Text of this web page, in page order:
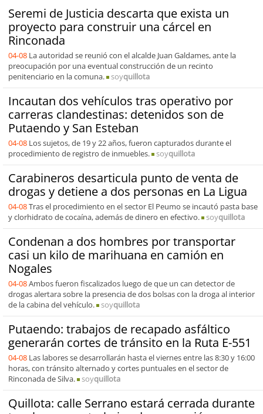
Seremi de Justicia descarta que exista un
proyecto para construir una cárcel en
Rinconada
04-08 La autoridad se reunió con el alcalde Juan Galdames, ante la
preocupación por una eventual construcción de un recinto
penitenciario en la comuna.
soyquillota
Incautan dos vehículos tras operativo por
carreras clandestinas: detenidos son de
Putaendo y San Esteban
04-08 Los sujetos, de 19 y 22 años, fueron capturados durante el
procedimiento de registro de inmuebles.
soyquillota
Carabineros desarticula punto de venta de
drogas y detiene a dos personas en La Ligua
04-08Tras el procedimiento en el sector El Peumo se incautó pasta base
y clorhidrato de cocaína, además de dinero en efectivo.
soyquillota
Condenan a dos hombres por transportar
casi un kilo de marihuana en camión en
Nogales
04-08Ambos fueron fiscalizados luego de que un can detector de
drogas alertara sobre la presencia de dos bolsas con la droga al interior
de la cabina del vehículo.
soyquillota
Putaendo: trabajos de recapado asfáltico
generarán cortes de tránsito en la Ruta E-551
04-08 Las labores se desarrollarán hasta el viernes entre las 8:30 y 16:00
horas, con tránsito alternado y cortes puntuales en el sector de
Rinconada de Silva.
soyquillota
Quillota: calle Serrano estará cerrada durante